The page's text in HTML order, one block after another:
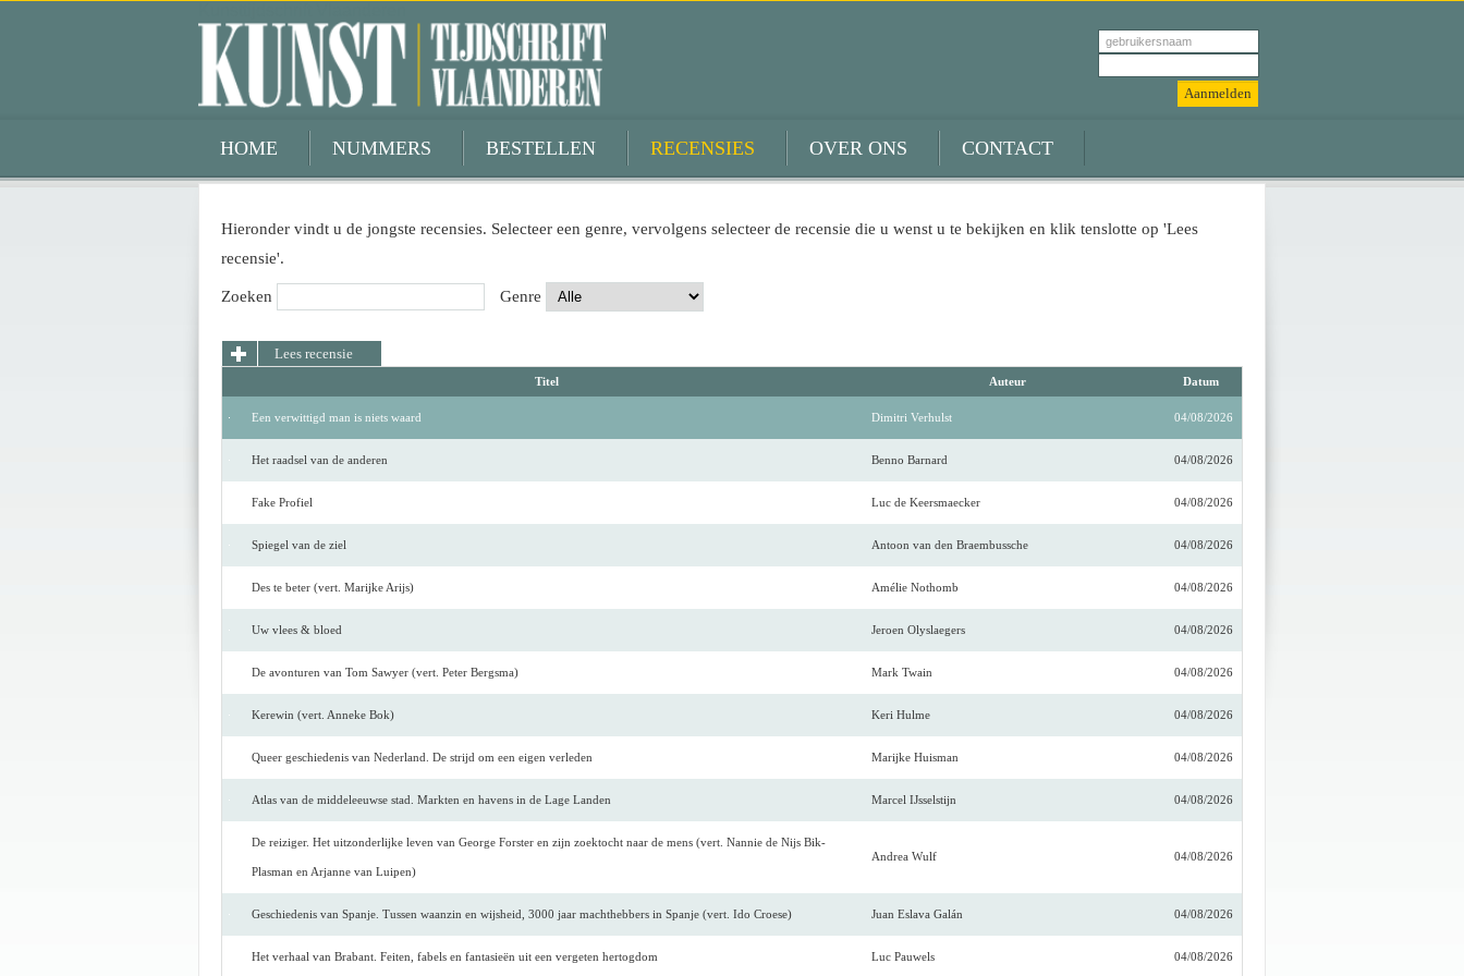
HOME NUMMERS BESTELLEN RECENSIES OVER ONS CONTACT
Hieronder vindt u de jongste recensies. Selecteer een genre, vervolgens selecteer de recensie die u wenst u te bekijken en klik tenslotte op 'Lees
recensie'.
Zoeken Genre
Lees recensie
Titel Auteur Datum
Een verwittigd man is niets waard Dimitri Verhulst 04/08/2026
Het raadsel van de anderen Benno Barnard 04/08/2026
Fake Profiel Luc de Keersmaecker 04/08/2026
Spiegel van de ziel Antoon van den Braembussche 04/08/2026
Des te beter (vert. Marijke Arijs) Amélie Nothomb 04/08/2026
Uw vlees & bloed Jeroen Olyslaegers 04/08/2026
De avonturen van Tom Sawyer (vert. Peter Bergsma) Mark Twain 04/08/2026
Kerewin (vert. Anneke Bok) Keri Hulme 04/08/2026
Queer geschiedenis van Nederland. De strijd om een eigen verleden Marijke Huisman 04/08/2026
Atlas van de middeleeuwse stad. Markten en havens in de Lage Landen Marcel IJsselstijn 04/08/2026
De reiziger. Het uitzonderlijke leven van George Forster en zijn zoektocht naar de mens (vert. Nannie de Nijs Bik-
Plasman en Arjanne van Luipen)
Andrea Wulf 04/08/2026
Geschiedenis van Spanje. Tussen waanzin en wijsheid, 3000 jaar machthebbers in Spanje (vert. Ido Croese) Juan Eslava Galán 04/08/2026
Het verhaal van Brabant. Feiten, fabels en fantasieën uit een vergeten hertogdom Luc Pauwels 04/08/2026